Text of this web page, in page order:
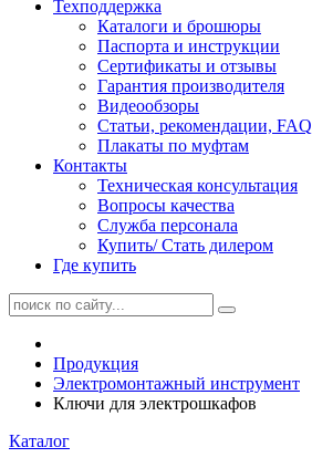
Техподдержка
Каталоги и брошюры
Паспорта и инструкции
Сертификаты и отзывы
Гарантия производителя
Видеообзоры
Статьи, рекомендации, FAQ
Плакаты по муфтам
Контакты
Техническая консультация
Вопросы качества
Служба персонала
Купить/ Стать дилером
Где купить
Продукция
Электромонтажный инструмент
Ключи для электрошкафов
Каталог